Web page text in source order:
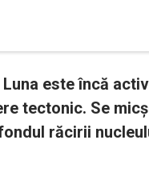
este încă
tectonic. Se
răcirii